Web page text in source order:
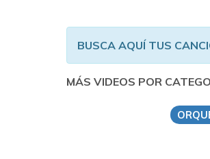
BUSCA AQUÍ TUS
MÁS VIDEOS POR